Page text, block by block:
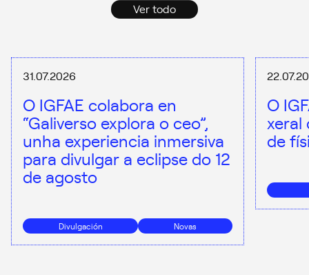
Ver todo
31.07.2026
O IGFAE colabora en
“Galiverso explora o ceo”,
unha experiencia inmersiva
para divulgar a eclipse do 12
de agosto
Divulgación Novas
O
xeral
de